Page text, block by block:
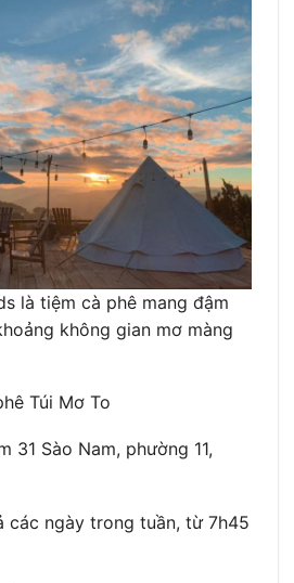
là tiệm cà phê mang đậm
không gian mơ màng
Túi Mơ To
31 Sào Nam, phường 11,
các ngày trong tuần, từ 7h45